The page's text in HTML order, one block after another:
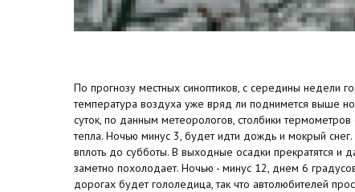
По прогнозу местных синоптиков, с середины недели
температура воздуха уже вряд ли поднимется выше
суток, по данным метеорологов, столбики термометров
тепла. Ночью минус 3, будет идти дождь и мокрый
вплоть до субботы. В выходные осадки прекратятся и
заметно похолодает. Ночью - минус 12, днем 6
дорогах будет гололедица, так что автолюбителей